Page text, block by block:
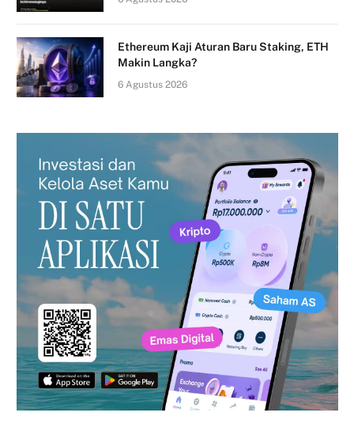
Ethereum Kaji Aturan Baru Staking, ETH
Makin Langka?
6 Agustus 2026